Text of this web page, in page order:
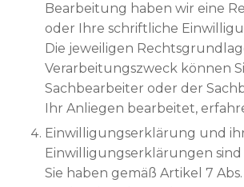
Bearbeitung haben wir eine
oder Ihre schriftliche
Die jeweiligen
Verarbeitungszweck können
Sachbearbeiter oder der
Ihr Anliegen bearbeitet,
Einwilligungserklärung und
Einwilligungserklärungen
Sie haben gemäß Artikel 7 Abs.